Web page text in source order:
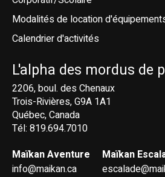
Modalités de location
Calendrier d'activités
L'alpha des mordus de
2206, boul. des Chenaux
Trois-Rivières, G9A 1A1
Québec, Canada
Tél: 819.694.7010
Maïkan Aventure
info@maikan.ca
Maïkan